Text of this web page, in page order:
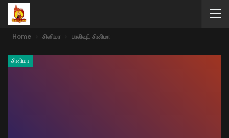
Home சினிமா பாலிவுட் சினிமா
சினிமா